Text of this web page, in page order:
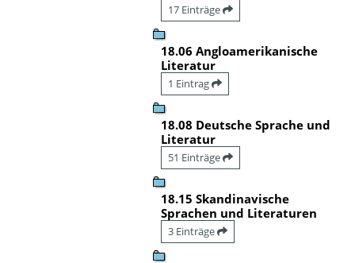
17 Einträge
18.06 Angloamerikanische
Literatur
1 Eintrag
18.08 Deutsche Sprache und
Literatur
51 Einträge
18.15 Skandinavische
Sprachen und Literaturen
3 Einträge